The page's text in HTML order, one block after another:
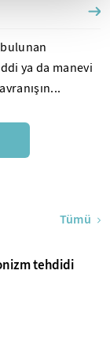
ya da manevi
Tümü
tehdidi